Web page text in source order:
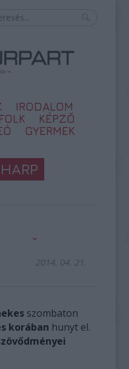
IRODALOM
FOLK
KÉPZŐ
GYERMEK
2014. 04. 21.
szombaton
korában hunyt el.